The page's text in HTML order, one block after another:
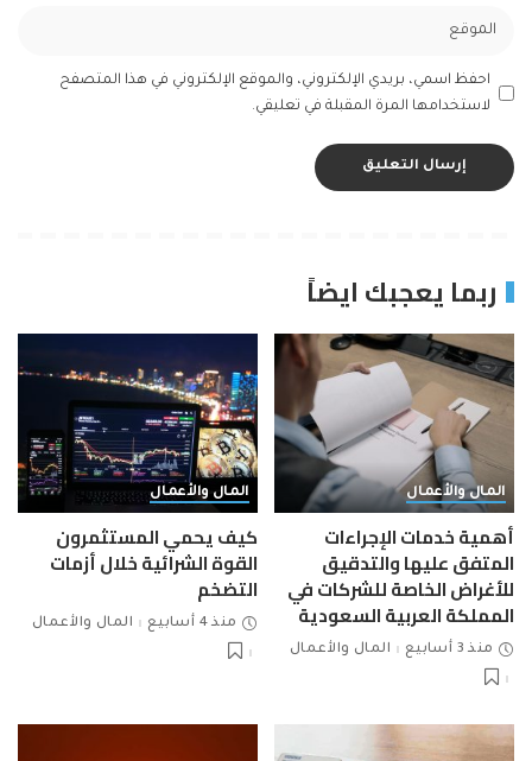
احفظ اسمي، بريدي الإلكتروني، والموقع الإلكتروني في هذا المتصفح
لاستخدامها المرة المقبلة في تعليقي.
ربما يعجبك ايضاً
المال والأعمال
أهمية خدمات الإجراءات
المتفق عليها والتدقيق
للأغراض الخاصة للشركات في
المملكة العربية السعودية
منذ 3 أسابيع المال والأعمال
المال والأعمال
كيف يحمي المستثمرون
القوة الشرائية خلال أزمات
التضخم
منذ 4 أسابيع المال والأعمال